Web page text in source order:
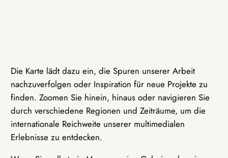
Die Karte lädt dazu ein, die Spuren unserer Arbeit
nachzuverfolgen oder Inspiration für neue Projekte zu
finden. Zoomen Sie hinein, hinaus oder navigieren Sie
durch verschiedene Regionen und Zeiträume, um die
internationale Reichweite unserer multimedialen
Erlebnisse zu entdecken.